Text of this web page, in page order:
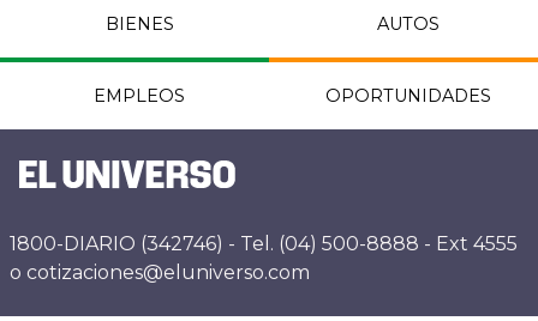
BIENES AUTOS
EMPLEOS OPORTUNIDADES
1800-DIARIO (342746) - Tel. (04) 500-8888 - Ext 4555
o cotizaciones@eluniverso.com